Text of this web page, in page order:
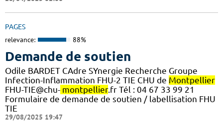
PAGES
relevance: 88%
Demande de soutien
Odile BARDET CAdre SYnergie Recherche Groupe
Infection-Inflammation FHU-2 TIE CHU de Montpellier
FHU-TIE@chu- montpellier.fr Tél : 04 67 33 99 21
Formulaire de demande de soutien / labellisation FHU
TIE
29/08/2025 19:47